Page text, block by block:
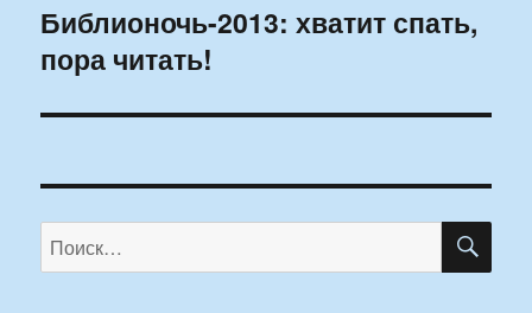
Следующая
запись:
Библионочь-2013: хватит спать,
пора читать!
Искать: